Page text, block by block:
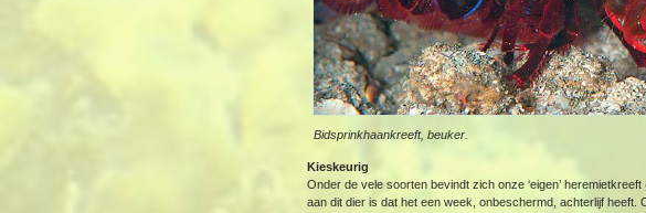
Bidsprinkhaankreeft, beuker.
Kieskeurig
Onder de vele soorten bevindt zich onze ‘eigen’ heremietkreeft
aan dit dier is dat het een week, onbeschermd, achterlijf